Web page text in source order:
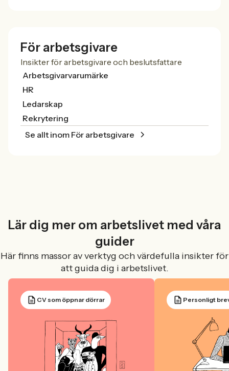
För arbetsgivare
Insikter för arbetsgivare och beslutsfattare
Arbetsgivarvarumärke
HR
Ledarskap
Rekrytering
Se allt inom För arbetsgivare
Lär dig mer om arbetslivet med våra
guider
Här finns massor av verktyg och värdefulla insikter för
att guida dig i arbetslivet.
CV som öppnar dörrar Personligt